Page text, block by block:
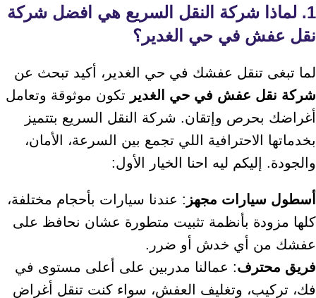
1. لماذا شركة النقل السريع هي افضل شركة
نقل عفش في حي الغدير؟
لما تبغى تنقل عفشك في حي الغدير، أكيد تبحث عن
شركة نقل عفش في حي الغدير تكون موثوقة وتعامل
أغراضك بحرص وإتقان. شركة النقل السريع بتتميز
بخدماتها الاحترافية اللي تجمع بين السرعة، الأمان،
والجودة. إليكم ليه احنا الخيار الأول:
أسطول سيارات مجهز : عندنا سيارات بأحجام مختلفة،
كلها مزودة بأنظمة تثبيت متطورة عشان نحافظ على
عفشك من أي خدش أو ضرر.
فريق محترف: عمالنا مدربين على أعلى مستوى في
فك، تركيب، وتغليف العفش، سواء كنت تنقل أغراض